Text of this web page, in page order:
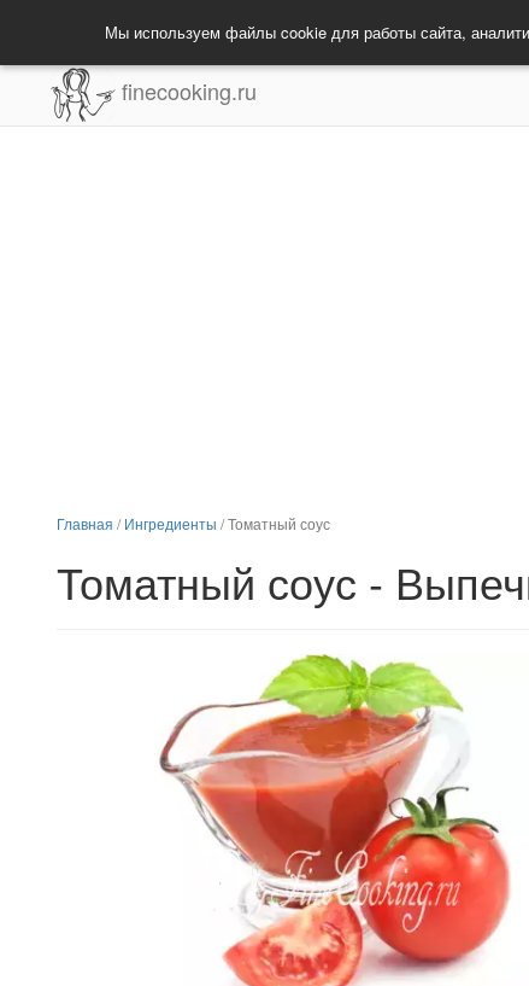
Мы используем файлы cookie для работы сайта,
finecooking.ru
Главная /Ингредиенты /Томатный соус
Томатный соус -